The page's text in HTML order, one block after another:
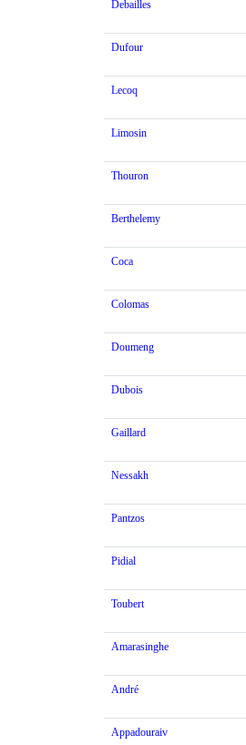
Debailles
Dufour
Lecoq
Limosin
Thouron
Berthelemy
Coca
Colomas
Doumeng
Dubois
Gaillard
Nessakh
Pantzos
Pidial
Toubert
Amarasinghe
André
Appadouraiv